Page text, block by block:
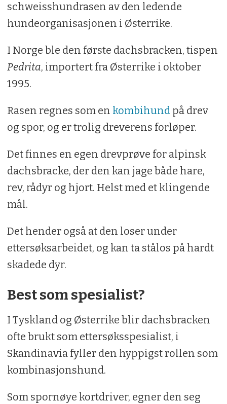
schweisshundrasen av den ledende
hundeorganisasjonen i Østerrike.
I Norge ble den første dachsbracken, tispen
Pedrita, importert fra Østerrike i oktober
1995.
Rasen regnes som en kombihundpå drev
og spor, og er trolig dreverens forløper.
Det finnes en egen drevprøve for alpinsk
dachsbracke, der den kan jage både hare,
rev, rådyr og hjort. Helst med et klingende
mål.
Det hender også at den loser under
ettersøksarbeidet, og kan ta stålos på hardt
skadede dyr.
Best som spesialist?
I Tyskland og Østerrike blir dachsbracken
ofte brukt som ettersøksspesialist, i
Skandinavia fyller den hyppigst rollen som
kombinasjonshund.
Som spornøye kortdriver, egner den seg